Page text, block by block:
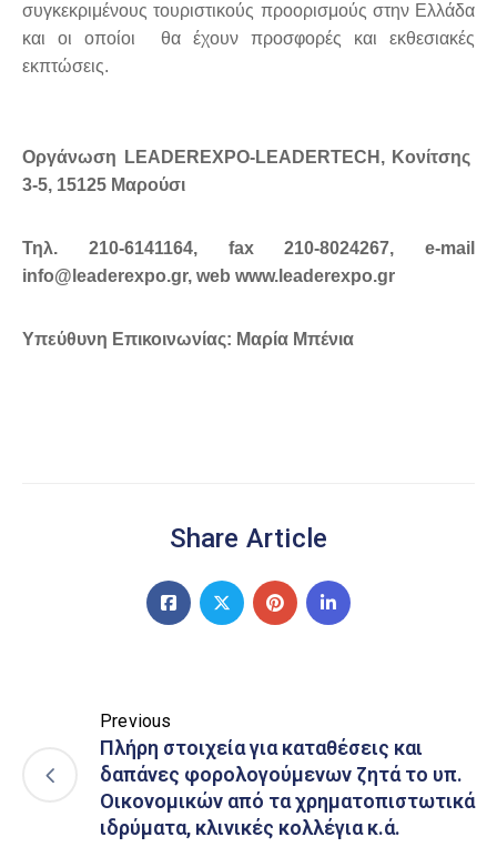
συγκεκριμένους τουριστικούς προορισμούς στην Ελλάδα
και οι οποίοι θα έχουν προσφορές και εκθεσιακές
εκπτώσεις.
Οργάνωση LEADEREXPO-LEADERTECH, Κονίτσης
3-5, 15125 Μαρούσι
Τηλ. 210-6141164, fax 210-8024267, e-mail
info@leaderexpo.gr, web www.leaderexpo.gr
Υπεύθυνη Επικοινωνίας: Μαρία Μπένια
Share Article
Previous
Πλήρη στοιχεία για καταθέσεις και
δαπάνες φορολογούμενων ζητά το υπ.
Οικονομικών από τα χρηματοπιστωτικά
ιδρύματα, κλινικές κολλέγια κ.ά.